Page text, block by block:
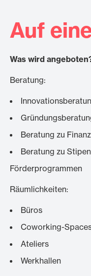
Auf
Was wird
Beratung:
Beratung zu
Beratung zu
Förderprogrammen
Räumlichkeiten:
Büros
Coworking-
Ateliers
Werkhallen